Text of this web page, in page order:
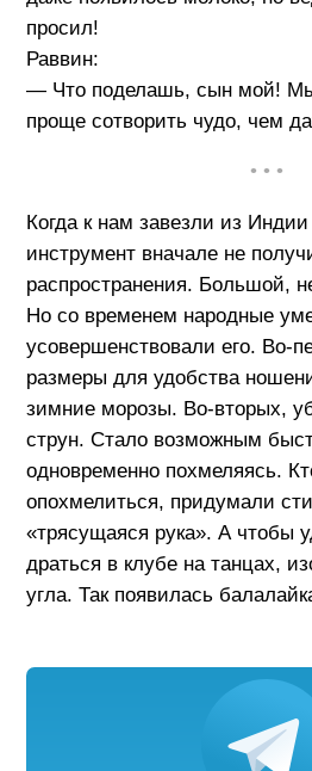
просил!
Раввин:
— Что поделашь, сын мой!
проще сотворить чудо, чем
• • •
Когда к нам завезли из Индии
инструмент вначале не
распространения. Большой,
Но со временем народные
усовершенствовали его. Во-
размеры для удобства
зимние морозы. Во-вторых,
струн. Стало возможным
одновременно похмеляясь.
опохмелиться, придумали
«трясущаяся рука». А чтобы
драться в клубе на танцах,
угла. Так появилась